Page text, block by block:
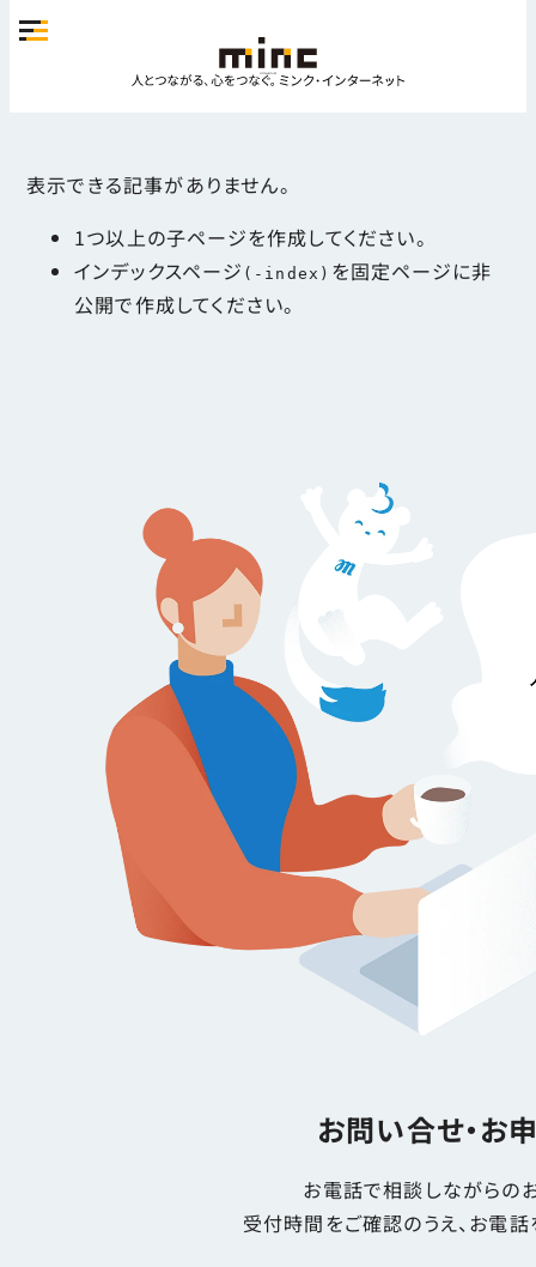
表示できる記事がありません。
1つ以上の子ページを作成してください。
インデックスページ (-index) を固定ページに非
公開で作成してください。
お問い合せ・お
お電話で相談しながらの
受付時間をご確認のうえ、お電話